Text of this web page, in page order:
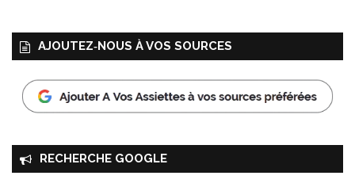
AJOUTEZ‑NOUS À VOS SOURCES
RECHERCHE GOOGLE